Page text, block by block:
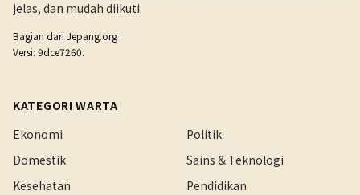
jelas, dan mudah diikuti.
Bagian dari Jepang.org
Versi: 9dce7260.
KATEGORI WARTA
Ekonomi
Politik
Domestik
Sains & Teknologi
Kesehatan
Pendidikan